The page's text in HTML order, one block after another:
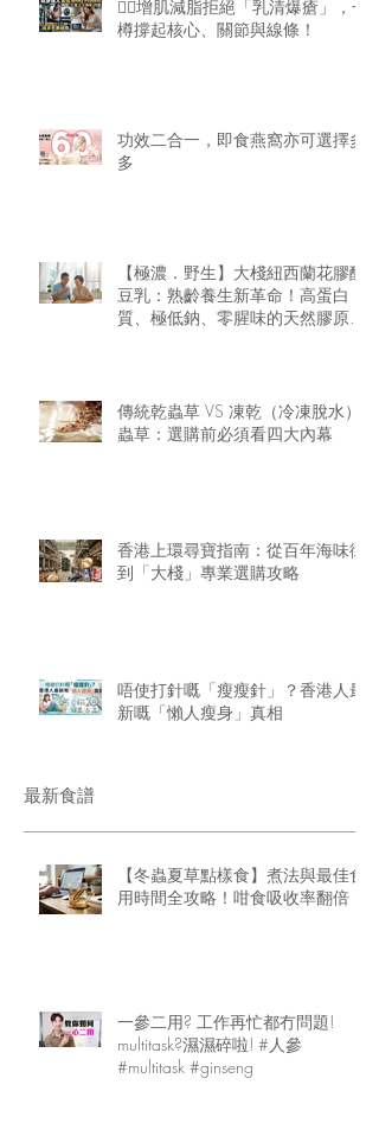
🏋️‍♂️增肌減脂拒絕「乳清爆瘡」，一
樽撐起核心、關節與線條！
功效二合一，即食燕窩亦可選擇多
多
【極濃．野生】大棧紐西蘭花膠醇
豆乳：熟齡養生新革命！高蛋白
質、極低鈉、零腥味的天然膠原精
傳統乾蟲草 VS 凍乾（冷凍脫水）
蟲草：選購前必須看四大內幕
香港上環尋寶指南：從百年海味街
到「大棧」專業選購攻略
唔使打針嘅「瘦瘦針」？香港人最
新嘅「懶人瘦身」真相
最新食譜
【冬蟲夏草點樣食】煮法與最佳食
用時間全攻略！咁食吸收率翻倍
一參二用? 工作再忙都冇問題!
multitask?濕濕碎啦! #人參
#multitask #ginseng